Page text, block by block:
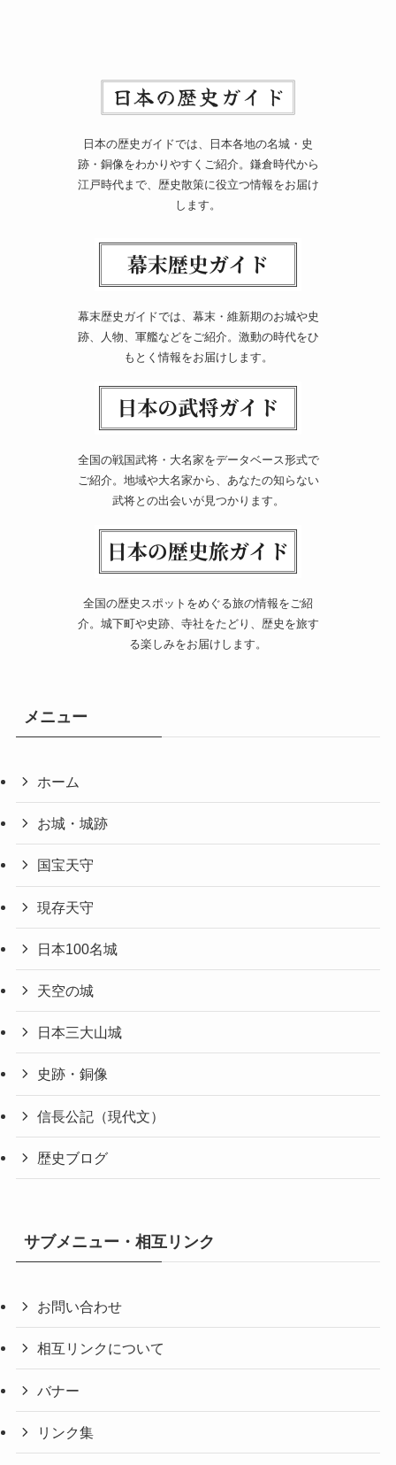
日本の歴史ガイドでは、日本各地の名城・史
跡・銅像をわかりやすくご紹介。鎌倉時代から
江戸時代まで、歴史散策に役立つ情報をお届け
します。
幕末歴史ガイドでは、幕末・維新期のお城や史
跡、人物、軍艦などをご紹介。激動の時代をひ
もとく情報をお届けします。
全国の戦国武将・大名家をデータベース形式で
ご紹介。地域や大名家から、あなたの知らない
武将との出会いが見つかります。
全国の歴史スポットをめぐる旅の情報をご紹
介。城下町や史跡、寺社をたどり、歴史を旅す
る楽しみをお届けします。
メニュー
ホーム
お城・城跡
国宝天守
現存天守
日本100名城
天空の城
日本三大山城
史跡・銅像
信長公記（現代文）
歴史ブログ
サブメニュー・相互リンク
お問い合わせ
相互リンクについて
バナー
リンク集